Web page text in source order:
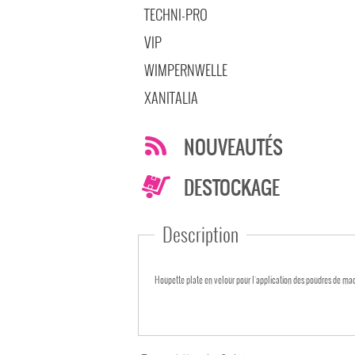
TECHNI-PRO
VIP
WIMPERNWELLE
XANITALIA
NOUVEAUTÉS
DESTOCKAGE
Description
Houpette plate en velour pour l'application des poudres de